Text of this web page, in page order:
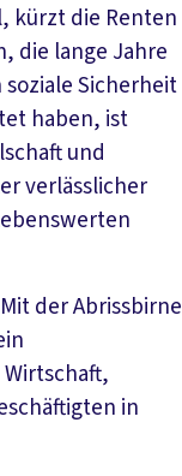
kürzt die Renten
die lange Jahre
Sicherheit
haben, ist
und
verlässlicher
der Abrissbirne
in